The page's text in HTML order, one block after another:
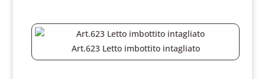
Art.623 Letto imbottito intagliato